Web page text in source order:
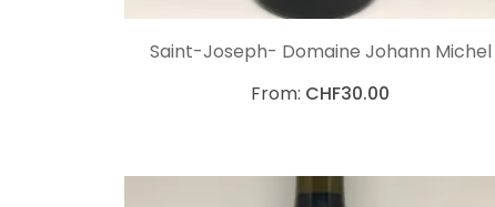
CHOIX DES OPTIONS
Saint-Joseph- Domaine Johann Michel
From: CHF30.00